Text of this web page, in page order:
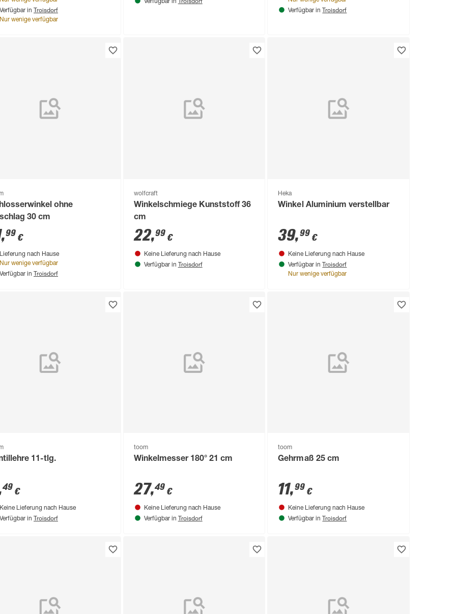
Verfügbar in Troisdorf
Nur wenige verfügbar
Verfügbar in
Verfügbar in Troisdorf
ohne
30 cm
,99 €
Lieferung nach Hause
Nur wenige verfügbar
Verfügbar in Troisdorf
wolfcraft
Winkelschmiege Kunststoff 36
cm
22,99€
Keine Lieferung nach Hause
Verfügbar in Troisdorf
Heka
Winkel Aluminium verstellbar
39,99 €
Keine Lieferung nach Hause
Verfügbar in Troisdorf
Nur wenige verfügbar
11-tlg.
49 €
Keine Lieferung nach Hause
Verfügbar in Troisdorf
toom
Winkelmesser 180° 21 cm
27,49€
Keine Lieferung nach Hause
Verfügbar in Troisdorf
toom
Gehrmaß 25 cm
11,99 €
Keine Lieferung nach Hause
Verfügbar in Troisdorf